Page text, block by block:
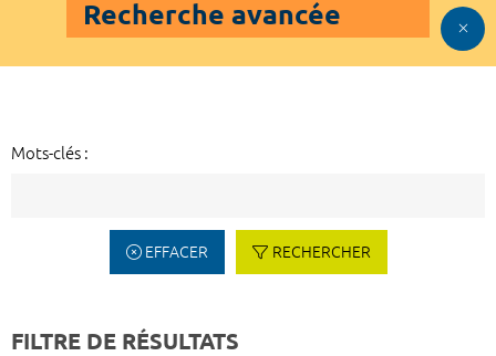
Recherche avancée
Mots-clés :
EFFACER RECHERCHER
FILTRE DE RÉSULTATS